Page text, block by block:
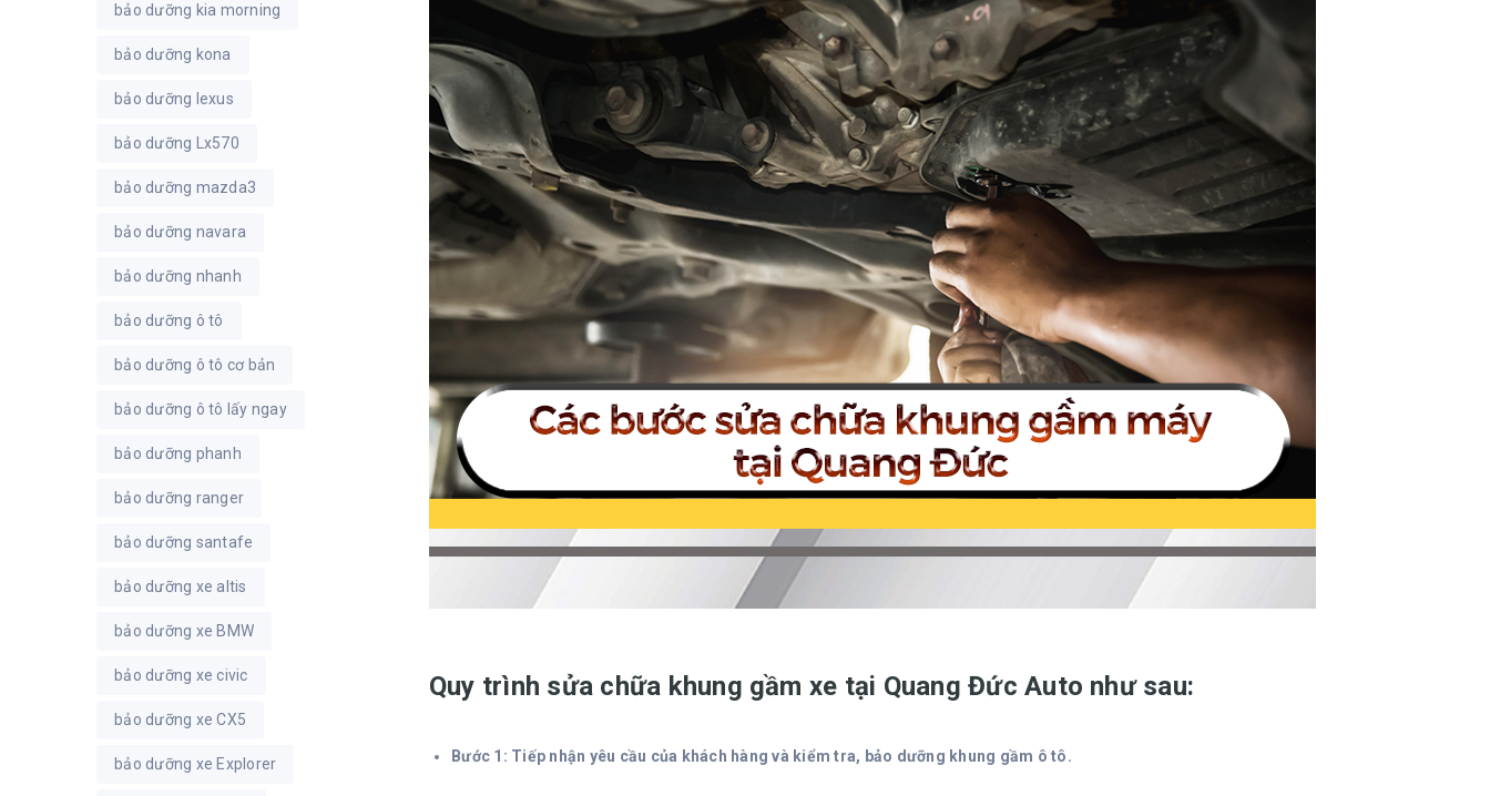
Quy trình sửa chữa khung gầm xe tại Quang Đức Auto như sau:
Bước 1: Tiếp nhận yêu cầu của khách hàng và kiểm tra, bảo dưỡng khung gầm ô tô.
bảo dưỡng kia morning
bảo dưỡng kona
bảo dưỡng lexus
bảo dưỡng Lx570
bảo dưỡng mazda3
bảo dưỡng navara
bảo dưỡng nhanh
bảo dưỡng ô tô
bảo dưỡng ô tô cơ bản
bảo dưỡng ô tô lấy ngay
bảo dưỡng phanh
bảo dưỡng ranger
bảo dưỡng santafe
bảo dưỡng xe altis
bảo dưỡng xe BMW
bảo dưỡng xe civic
bảo dưỡng xe CX5
bảo dưỡng xe Explorer